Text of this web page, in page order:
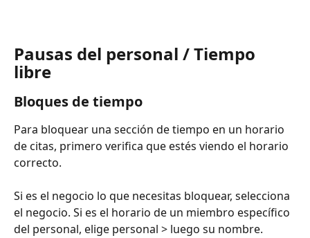
Pausas del personal / Tiempo
libre
Bloques de tiempo
Para bloquear una sección de tiempo en un horario
de citas, primero verifica que estés viendo el horario
correcto.
Si es el negocio lo que necesitas bloquear, selecciona
el negocio. Si es el horario de un miembro específico
del personal, elige personal > luego su nombre.